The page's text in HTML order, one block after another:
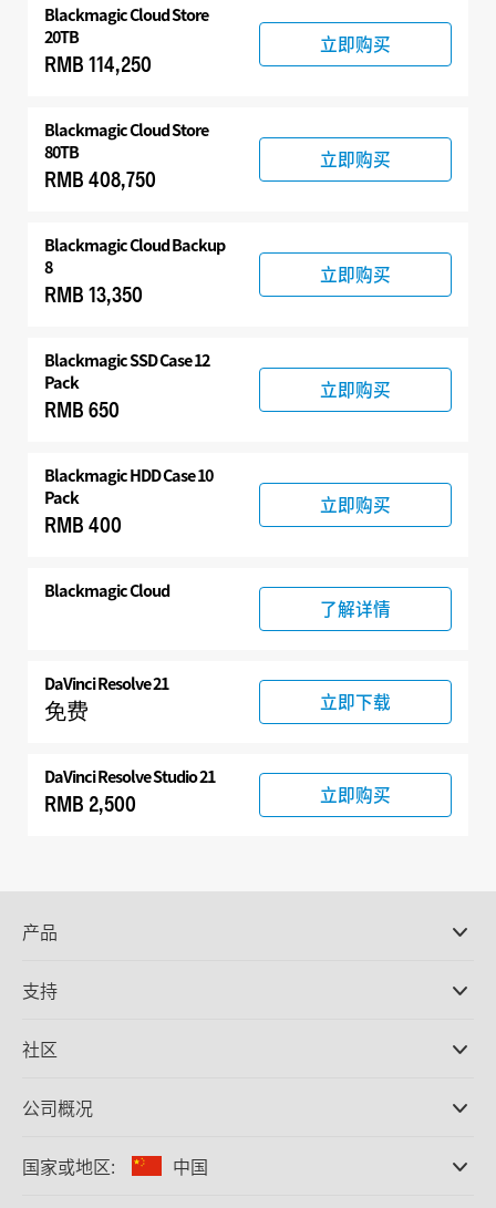
Blackmagic Cloud Store
20TB
RMB 114,250
立即购买
Blackmagic Cloud Store
80TB
RMB 408,750
立即购买
Blackmagic Cloud Backup
8
RMB 13,350
立即购买
Blackmagic SSD Case 12
Pack
RMB 650
立即购买
Blackmagic HDD Case 10
Pack
RMB 400
立即购买
Blackmagic Cloud
了解详情
DaVinci Resolve 21
免费 立即下载
DaVinci Resolve Studio 21
RMB 2,500 立即购买
产品
DaVinci Resolve和Fusion软件
Ultimatte
采集和输出
格式转换
支持
支持中心
社区
公司概况
关于我们
国家或地区: 中国